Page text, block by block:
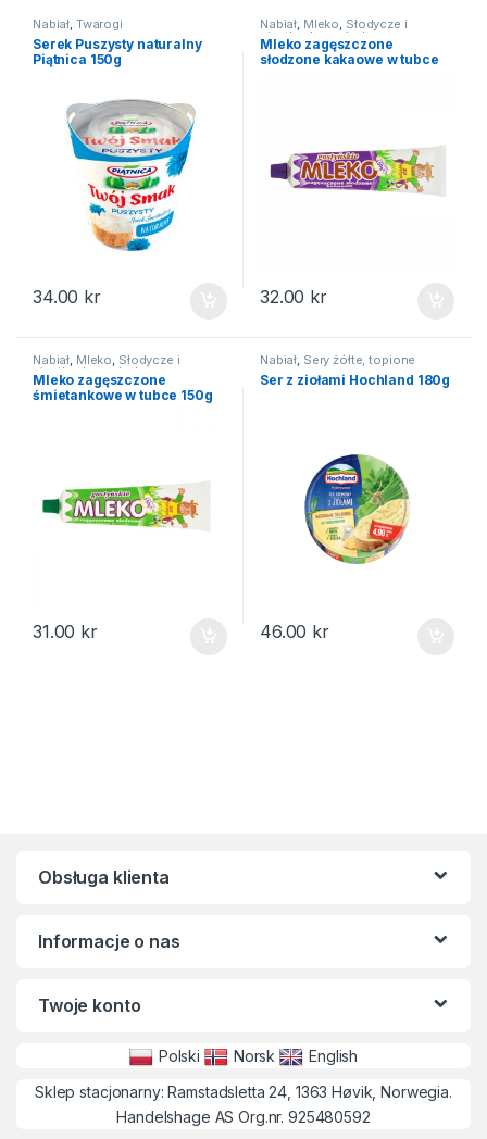
Nabiał, Twarogi
Serek Puszysty naturalny
Piątnica 150g
34.00 kr
Nabiał, Mleko, Słodycze i
ciastka Inne słodycze
Mleko zagęszczone
słodzone kakaowe w tubce
32.00 kr
Nabiał, Mleko, Słodycze i
ciastka Inne słodycze
Mleko zagęszczone
śmietankowe w tubce 150g
31.00 kr
Nabiał, Sery żółte, topione
Ser z ziołami Hochland 180g
46.00 kr
Obsługa klienta
Informacje o nas
Twoje konto
Polski Norsk
English
Sklep stacjonarny: Ramstadsletta 24, 1363 Høvik, Norwegia.
Handelshage AS Org.nr. 925480592